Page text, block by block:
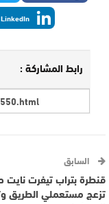
LinkedIn
رابط المشاركة :
السابق
قنطرة بتراب تيفرت نايت
تزعج مستعملي الطريق